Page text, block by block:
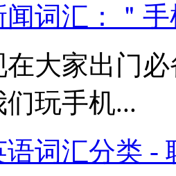
闻词汇：＂
在大家出门
玩手机...
语词汇分类 -